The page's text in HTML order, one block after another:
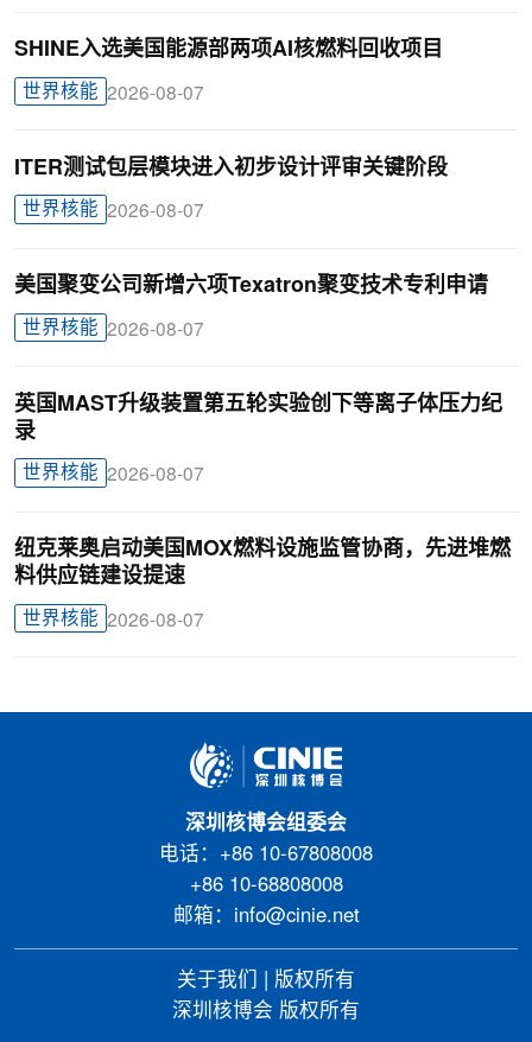
SHINE入选美国能源部两项AI核燃料回收项目
世界核能 2026-08-07
ITER测试包层模块进入初步设计评审关键阶段
世界核能 2026-08-07
美国聚变公司新增六项Texatron聚变技术专利申请
世界核能 2026-08-07
英国MAST升级装置第五轮实验创下等离子体压力纪
录
世界核能 2026-08-07
纽克莱奥启动美国MOX燃料设施监管协商，先进堆燃
料供应链建设提速
世界核能 2026-08-07
深圳核博会组委会
电话：+86 10-67808008
+86 10-68808008
邮箱：info@cinie.net
关于我们
版权所有
深圳核博会 版权所有